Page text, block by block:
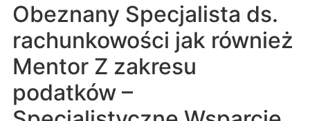
Obeznany Specjalista ds.
rachunkowości jak również
Mentor Z zakresu
podatków –